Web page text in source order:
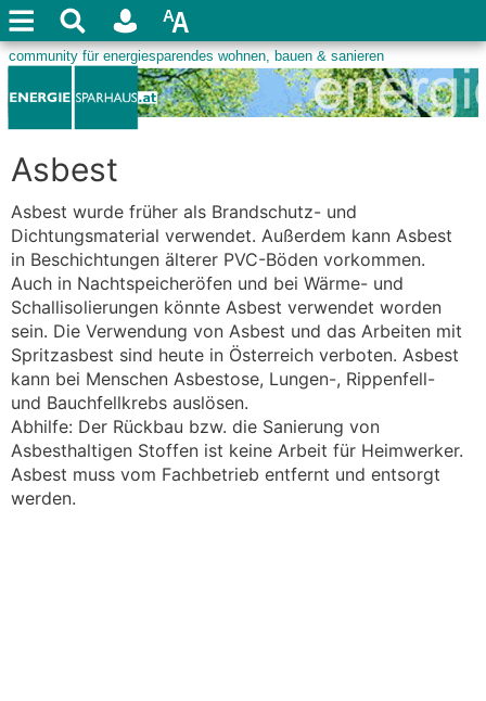
Asbest
Asbest wurde früher als Brandschutz- und
Dichtungsmaterial verwendet. Außerdem kann Asbest
in Beschichtungen älterer PVC-Böden vorkommen.
Auch in Nachtspeicheröfen und bei Wärme- und
Schallisolierungen könnte Asbest verwendet worden
sein. Die Verwendung von Asbest und das Arbeiten mit
Spritzasbest sind heute in Österreich verboten. Asbest
kann bei Menschen Asbestose, Lungen-, Rippenfell-
und Bauchfellkrebs auslösen.
Abhilfe: Der Rückbau bzw. die Sanierung von
Asbesthaltigen Stoffen ist keine Arbeit für Heimwerker.
Asbest muss vom Fachbetrieb entfernt und entsorgt
werden.